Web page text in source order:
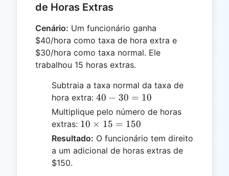
de Horas Extras
Cenário: Um funcionário ganha
$40/hora como taxa de hora extra e
$30/hora como taxa normal. Ele
trabalhou 15 horas extras.
Subtraia a taxa normal da taxa de
hora extra: 40
-
30
10
40 − 30 = 10
Multiplique pelo número de horas
extras: 10
\times
15 =
10 × 15 = 150
Resultado: O funcionário tem direito
a um adicional de horas extras de
$150.